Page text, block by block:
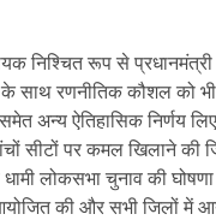
निश्चित रूप से
साथ रणनीतिक कौशल को
समेत अन्य ऐतिहासिक
सीटों पर कमल खिलाने की
लोकसभा चुनाव की
की और सभी जिलों में